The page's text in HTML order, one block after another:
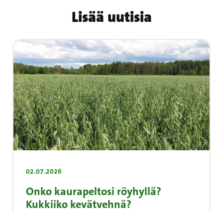
Lisää uutisia
02.07.2026
Onko kaurapeltosi röyhyllä?
Kukkiiko kevätvehnä?